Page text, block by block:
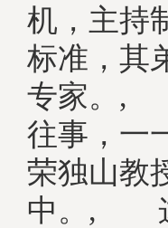
机，主持
标准，其
专家。,
往事，一
荣独山教
中。, 这